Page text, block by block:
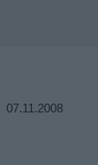
07.11.2008